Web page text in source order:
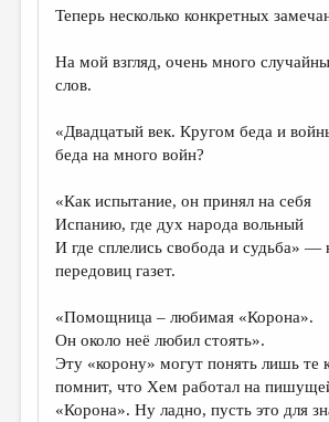
Теперь несколько конкретных
На мой взгляд, очень много
слов.
«Двадцатый век. Кругом беда и
беда на много войн?
«Как испытание, он принял на себя
Испанию, где дух народа вольный
И где сплелись свобода и судьба» —
передовиц газет.
«Помощница – любимая «Корона».
Он около неё любил стоять».
Эту «корону» могут понять лишь те
помнит, что Хем работал на
«Корона». Ну ладно, пусть это для